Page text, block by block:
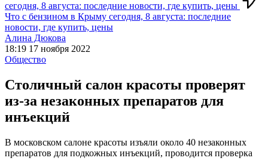
сегодня, 8 августа: последние новости, где купить, цены
Что с бензином в Крыму сегодня, 8 августа: последние
новости, где купить, цены
Алина Дюкова
18:19 17 ноября 2022
Общество
Столичный салон красоты проверят
из-за незаконных препаратов для
инъекций
В московском салоне красоты изъяли около 40 незаконных
препаратов для подкожных инъекций, проводится проверка